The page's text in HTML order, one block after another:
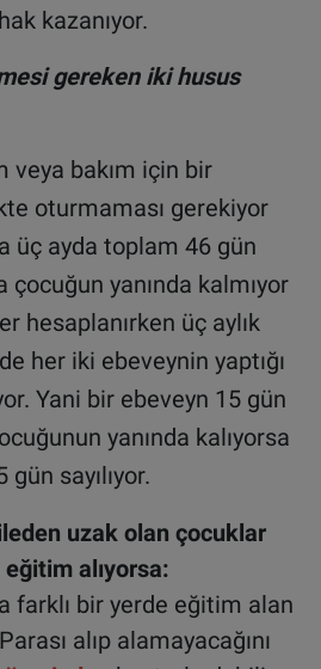
kazanıyor.
gereken iki husus
veya bakım için bir
oturmaması gerekiyor
üç ayda toplam 46 gün
çocuğun yanında kalmıyor
hesaplanırken üç aylık
her iki ebeveynin yaptığı
Yani bir ebeveyn 15 gün
yanında kalıyorsa
sayılıyor.
uzak olan çocuklar
alıyorsa:
farklı bir yerde eğitim alan
alıp alamayacağını